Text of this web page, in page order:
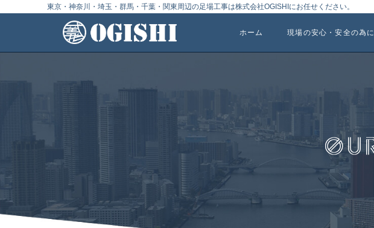
東京・神奈川・埼玉・群馬・千葉・関東周辺の足場工事は株式会社OGISHIにお任せください。
ホーム 現場の安心・安全の為に